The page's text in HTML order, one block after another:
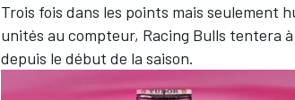
AUTRES CHAMPIONNATS
Trois fois dans les points mais seulement
unités au compteur, Racing Bulls tentera
depuis le début de la saison.